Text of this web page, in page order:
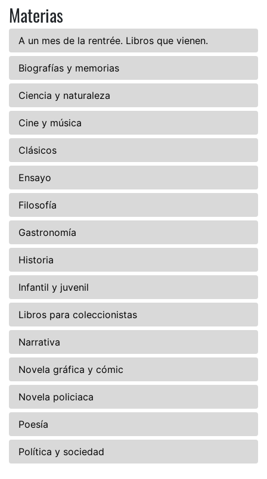
Materias
A un mes de la rentrée. Libros que vienen.
Biografías y memorias
Ciencia y naturaleza
Cine y música
Clásicos
Ensayo
Filosofía
Gastronomía
Historia
Infantil y juvenil
Libros para coleccionistas
Narrativa
Novela gráfica y cómic
Novela policiaca
Poesía
Política y sociedad